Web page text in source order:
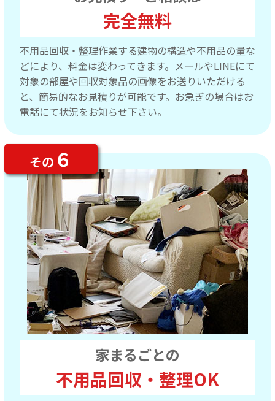
完全無料
不用品回収・整理作業する建物の構造や不用品の量な
どにより、料金は変わってきます。メールやLINEにて
対象の部屋や回収対象品の画像をお送りいただける
と、簡易的なお見積りが可能です。お急ぎの場合はお
電話にて状況をお知らせ下さい。
家まるごとの
不用品回収・整理OK
その ６